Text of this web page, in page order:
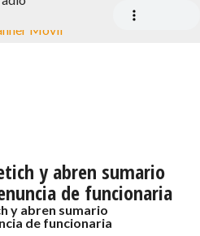
y abren sumario
de funcionaria
y abren sumario
de funcionaria